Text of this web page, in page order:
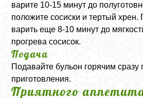
варите 10-15 минут до
положите сосиски и тертый
варить еще 8-10 минут до
прогрева сосисок.
Подача
Подавайте бульон горячим сразу
приготовления.
Приятного